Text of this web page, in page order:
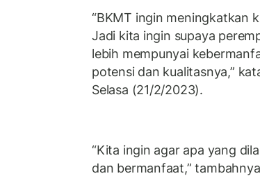
“BKMT ingin meningkatkan
Jadi kita ingin supaya
lebih mempunyai
potensi dan kualitasnya,”
Selasa (21/2/2023).
“Kita ingin agar apa yang
dan bermanfaat,”